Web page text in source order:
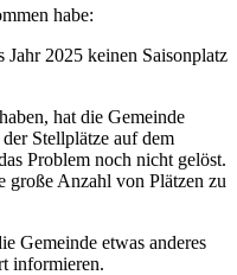
habe:
2025 keinen Saisonplatz
hat die Gemeinde
Stellplätze auf dem
Problem noch nicht gelöst.
große Anzahl von Plätzen zu
Gemeinde etwas anderes
informieren.